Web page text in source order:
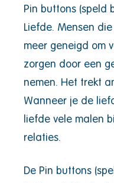
Pin buttons (speld
Liefde. Mensen
meer geneigd om
zorgen door een
nemen. Het trekt
Wanneer je de
liefde vele malen
relaties.
De Pin buttons